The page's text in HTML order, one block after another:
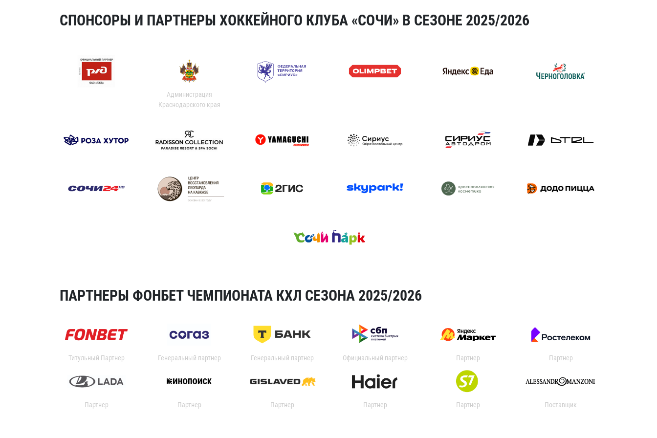
СПОНСОРЫ И ПАРТНЕРЫ ХОККЕЙНОГО КЛУБА «СОЧИ» В СЕЗОНЕ 2025/2026
Администрация
Краснодарского края
ПАРТНЕРЫ ФОНБЕТ ЧЕМПИОНАТА КХЛ СЕЗОНА 2025/2026
Титульный Партнер Генеральный партнер Генеральный партнер Официальный партнер Партнер Партнер
Партнер Партнер Партнер Партнер Партнер Поставщик